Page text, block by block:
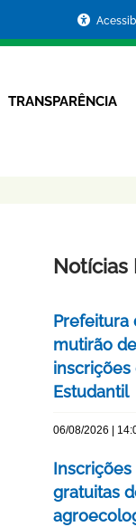
TRANSPARÊNCIA
Notícias
Prefeitura
mutirão
inscrições
Estudantil
06/08/2026 |
Inscrições
gratuitas